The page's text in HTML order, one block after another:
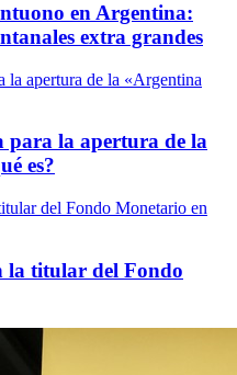
en Argentina:
extra grandes
para la apertura de la
es?
la titular del Fondo